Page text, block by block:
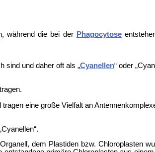
während die bei der Phagocytose
sind und daher oft als „Cyanellen“ oder
eine große Vielfalt an
dem Plastiden bzw. Chloroplasten